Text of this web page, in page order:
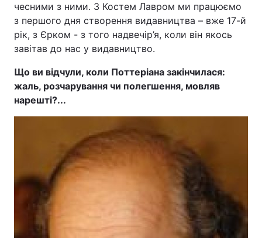
чесними з ними. З Костем Лавром ми працюємо
з першого дня створення видавництва – вже 17-й
рік, з Єрком - з того надвечір’я, коли він якось
завітав до нас у видавництво.
Що ви відчули, коли Поттеріана закінчилася:
жаль, розчарування чи полегшення, мовляв
нарешті?...